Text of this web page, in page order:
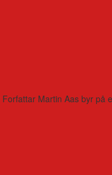
Martin Aas byr på